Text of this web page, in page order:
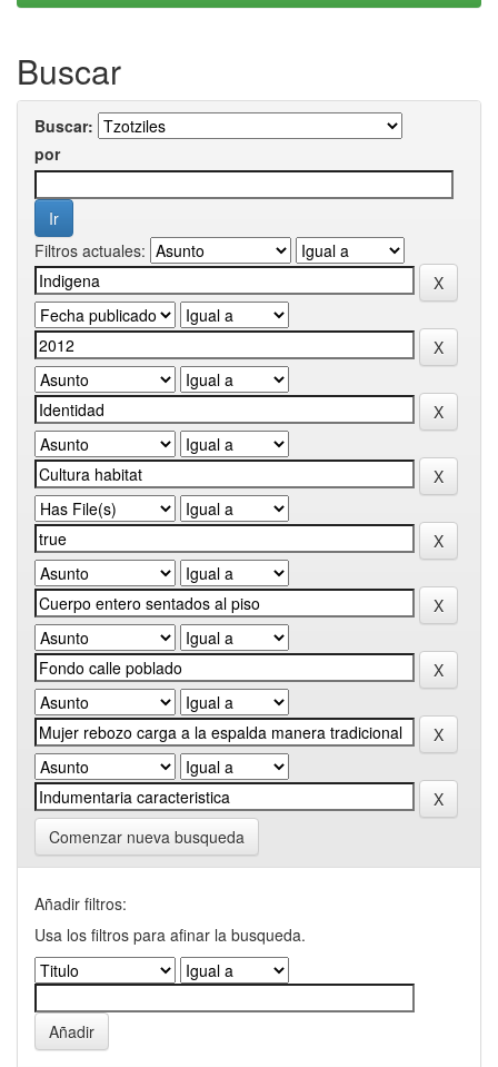
Buscar
Buscar:
por
Filtros actuales:
Comenzar nueva busqueda
Añadir filtros:
Usa los filtros para afinar la busqueda.